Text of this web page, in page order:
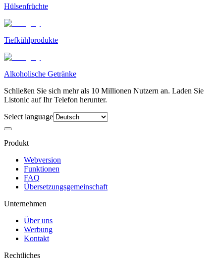
Hülsenfrüchte
Tiefkühlprodukte
Alkoholische Getränke
Schließen Sie sich mehr als 10 Millionen Nutzern an. Laden Sie
Listonic auf Ihr Telefon herunter.
Select language
Produkt
Webversion
Funktionen
FAQ
Übersetzungsgemeinschaft
Unternehmen
Über uns
Werbung
Kontakt
Rechtliches